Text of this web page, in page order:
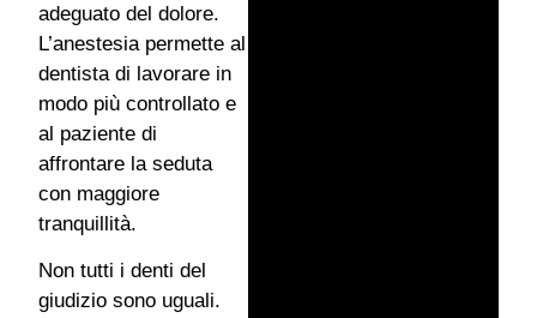
adeguato del dolore.
L’anestesia permette al
dentista di lavorare in
modo più controllato e
al paziente di
affrontare la seduta
con maggiore
tranquillità.
Non tutti i denti del
giudizio sono uguali.